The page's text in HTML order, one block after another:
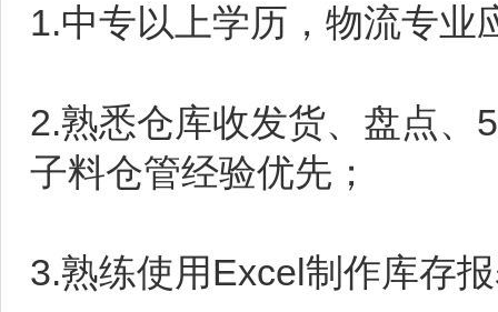
1.中专以上学历，物流专业
2.熟悉仓库收发货、盘点、
子料仓管经验优先；
3.熟练使用Excel制作库存